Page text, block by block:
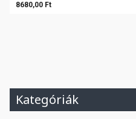
8680,00 Ft
Kategóriák